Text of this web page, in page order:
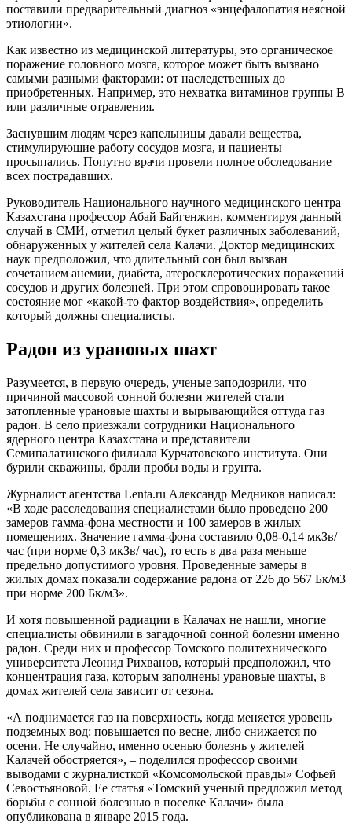
поставили предварительный диагноз «энцефалопатия неясной
этиологии».
Как известно из медицинской литературы, это органическое
поражение головного мозга, которое может быть вызвано
самыми разными факторами: от наследственных до
приобретенных. Например, это нехватка витаминов группы В
или различные отравления.
Заснувшим людям через капельницы давали вещества,
стимулирующие работу сосудов мозга, и пациенты
просыпались. Попутно врачи провели полное обследование
всех пострадавших.
Руководитель Национального научного медицинского центра
Казахстана профессор Абай Байгенжин, комментируя данный
случай в СМИ, отметил целый букет различных заболеваний,
обнаруженных у жителей села Калачи. Доктор медицинских
наук предположил, что длительный сон был вызван
сочетанием анемии, диабета, атеросклеротических поражений
сосудов и других болезней. При этом спровоцировать такое
состояние мог «какой-то фактор воздействия», определить
который должны специалисты.
Радон из урановых шахт
Разумеется, в первую очередь, ученые заподозрили, что
причиной массовой сонной болезни жителей стали
затопленные урановые шахты и вырывающийся оттуда газ
радон. В село приезжали сотрудники Национального
ядерного центра Казахстана и представители
Семипалатинского филиала Курчатовского института. Они
бурили скважины, брали пробы воды и грунта.
Журналист агентства Lenta.ru Александр Медников написал:
«В ходе расследования специалистами было проведено 200
замеров гамма-фона местности и 100 замеров в жилых
помещениях. Значение гамма-фона составило 0,08-0,14 мкЗв/
час (при норме 0,3 мкЗв/ час), то есть в два раза меньше
предельно допустимого уровня. Проведенные замеры в
жилых домах показали содержание радона от 226 до 567 Бк/м3
при норме 200 Бк/м3».
И хотя повышенной радиации в Калачах не нашли, многие
специалисты обвинили в загадочной сонной болезни именно
радон. Среди них и профессор Томского политехнического
университета Леонид Рихванов, который предположил, что
концентрация газа, которым заполнены урановые шахты, в
домах жителей села зависит от сезона.
«А поднимается газ на поверхность, когда меняется уровень
подземных вод: повышается по весне, либо снижается по
осени. Не случайно, именно осенью болезнь у жителей
Калачей обостряется», – поделился профессор своими
выводами с журналисткой «Комсомольской правды» Софьей
Севостьяновой. Ее статья «Томский ученый предложил метод
борьбы с сонной болезнью в поселке Калачи» была
опубликована в январе 2015 года.